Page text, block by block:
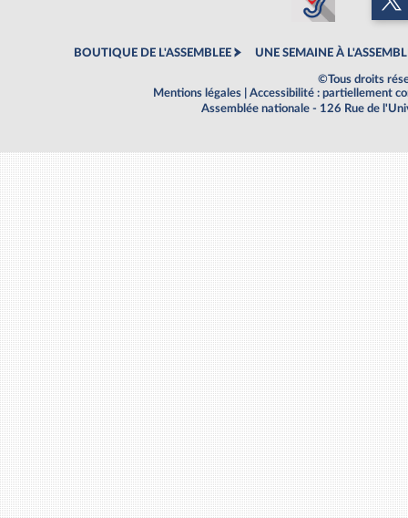
BOUTIQUE DE L'ASSEMBLEE UNE SEMAINE À
©Tous droits
Mentions légales
Accessibilité : partiellement
Assemblée nationale - 126 Rue de